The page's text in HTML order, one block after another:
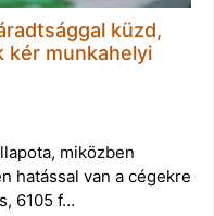
küzd,
kér munkahelyi
miközben
hatással van a cégekre
6105 f…